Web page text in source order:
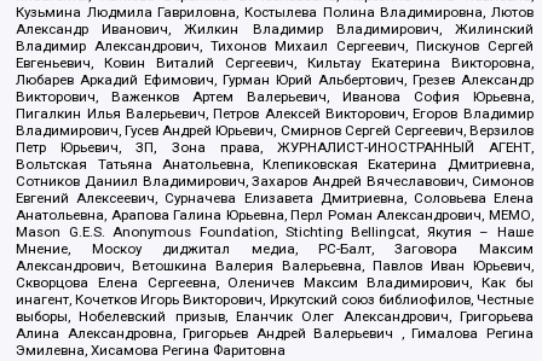
Кузьмина Людмила Гавриловна, Костылева Полина Владимировна, Лютов
Александр Иванович, Жилкин Владимир Владимирович, Жилинский
Владимир Александрович, Тихонов Михаил Сергеевич, Пискунов Сергей
Евгеньевич, Ковин Виталий Сергеевич, Кильтау Екатерина Викторовна,
Любарев Аркадий Ефимович, Гурман Юрий Альбертович, Грезев Александр
Викторович, Важенков Артем Валерьевич, Иванова София Юрьевна,
Пигалкин Илья Валерьевич, Петров Алексей Викторович, Егоров Владимир
Владимирович, Гусев Андрей Юрьевич, Смирнов Сергей Сергеевич, Верзилов
Петр Юрьевич, ЗП, Зона права, ЖУРНАЛИСТ-ИНОСТРАННЫЙ АГЕНТ,
Вольтская Татьяна Анатольевна, Клепиковская Екатерина Дмитриевна,
Сотников Даниил Владимирович, Захаров Андрей Вячеславович, Симонов
Евгений Алексеевич, Сурначева Елизавета Дмитриевна, Соловьева Елена
Анатольевна, Арапова Галина Юрьевна, Перл Роман Александрович, МЕМО,
Mason G.E.S. Anonymous Foundation, Stichting Bellingcat, Якутия – Наше
Мнение, Москоу диджитал медиа, РС-Балт, Заговора Максим
Александрович, Ветошкина Валерия Валерьевна, Павлов Иван Юрьевич,
Скворцова Елена Сергеевна, Оленичев Максим Владимирович, Как бы
инагент, Кочетков Игорь Викторович, Иркутский союз библиофилов, Честные
выборы, Нобелевский призыв, Еланчик Олег Александрович, Григорьева
Алина Александровна, Григорьев Андрей Валерьевич , Гималова Регина
Эмилевна, Хисамова Регина Фаритовна